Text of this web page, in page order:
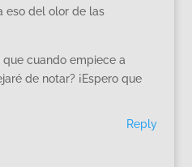
eso del olor de las
que cuando empiece a
de notar? ¡Espero que
Reply